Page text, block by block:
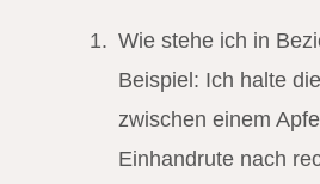
Wie stehe ich in
Beispiel: Ich halte
zwischen einem
Einhandrute nach